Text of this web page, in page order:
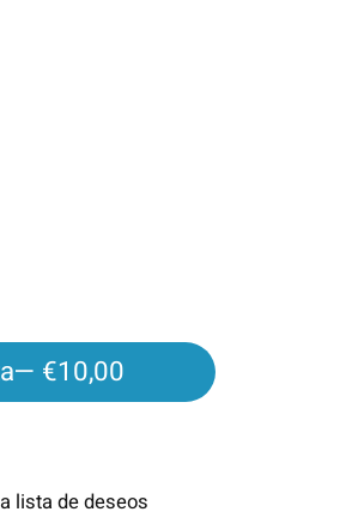
— €10,00
lista de deseos